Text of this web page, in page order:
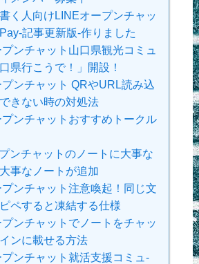
く人向けLINEオープンチャッ
記事更新版-作りました
ンチャット山口県観光コミュ
県行こうで！」開設！
ンチャット QRやURL読み込
きない時の対処法
ンチャットおすすめトークル
ンチャットのノートに大事な
事なノートが追加
ンチャット注意喚起！同じ文
ペすると凍結する仕様
ンチャットでノートをチャッ
ンに載せる方法
ンチャット就活支援コミュ-